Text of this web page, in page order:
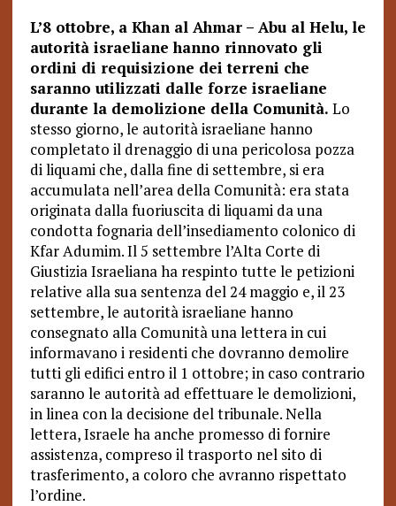
L’8 ottobre, a Khan al Ahmar – Abu al Helu, le
autorità israeliane hanno rinnovato gli
ordini di requisizione dei terreni che
saranno utilizzati dalle forze israeliane
durante la demolizione della Comunità. Lo
stesso giorno, le autorità israeliane hanno
completato il drenaggio di una pericolosa pozza
di liquami che, dalla fine di settembre, si era
accumulata nell’area della Comunità: era stata
originata dalla fuoriuscita di liquami da una
condotta fognaria dell’insediamento colonico di
Kfar Adumim. Il 5 settembre l’Alta Corte di
Giustizia Israeliana ha respinto tutte le petizioni
relative alla sua sentenza del 24 maggio e, il 23
settembre, le autorità israeliane hanno
consegnato alla Comunità una lettera in cui
informavano i residenti che dovranno demolire
tutti gli edifici entro il 1 ottobre; in caso contrario
saranno le autorità ad effettuare le demolizioni,
in linea con la decisione del tribunale. Nella
lettera, Israele ha anche promesso di fornire
assistenza, compreso il trasporto nel sito di
trasferimento, a coloro che avranno rispettato
l’ordine.